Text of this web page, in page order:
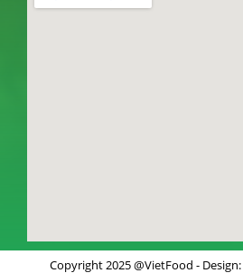
Copyright 2025 @VietFood - Design: